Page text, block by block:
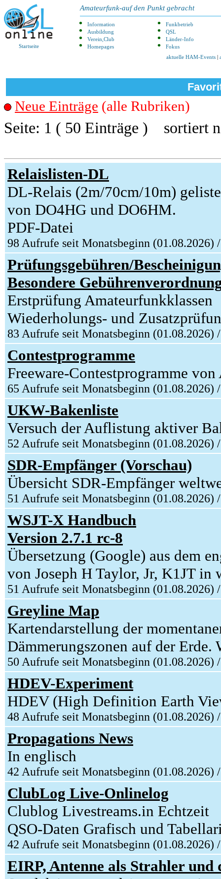
Startseite
Amateurfunk-auf den Punkt gebracht
Information
Funkbetrieb
Ausbildung
QSL
Verein,Club
Länder-Info
Homepages
Fokus
aktuelle HAM-Events
Neue Einträge (alle Rubriken)
Seite: 1 ( 50 Einträge ) sortiert
Relaislisten-DL
DL-Relais (2m/70cm/10m)
von DO4HG und DO6HM.
PDF-Datei
98 Aufrufe seit Monatsbeginn
Prüfungsgebühren/
Besondere
Erstprüfung Amateurfunkklassen
Wiederholungs- und
83 Aufrufe seit Monatsbeginn
Contestprogramme
Freeware-Contestprogramme
65 Aufrufe seit Monatsbeginn
UKW-Bakenliste
Versuch der Auflistung aktiver
52 Aufrufe seit Monatsbeginn
SDR-Empfänger (Vorschau)
Übersicht SDR-Empfänger
51 Aufrufe seit Monatsbeginn
WSJT-X Handbuch
Version 2.7.1 rc-8
Übersetzung (Google) aus dem
von Joseph H Taylor, Jr, K1JT in
51 Aufrufe seit Monatsbeginn
Greyline Map
Kartendarstellung der
Dämmerungszonen auf der
50 Aufrufe seit Monatsbeginn
HDEV-Experiment
HDEV (High Definition Earth
48 Aufrufe seit Monatsbeginn
Propagations News
In englisch
42 Aufrufe seit Monatsbeginn
ClubLog Live-Onlinelog
Clublog Livestreams.in Echtzeit
QSO-Daten Grafisch und
42 Aufrufe seit Monatsbeginn
EIRP, Antenne als Strahler und